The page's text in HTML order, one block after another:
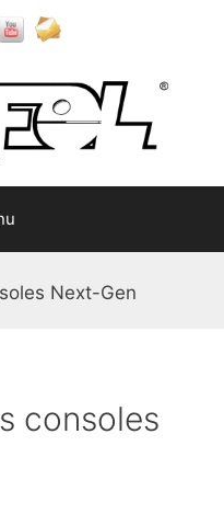
Next-Gen
consoles